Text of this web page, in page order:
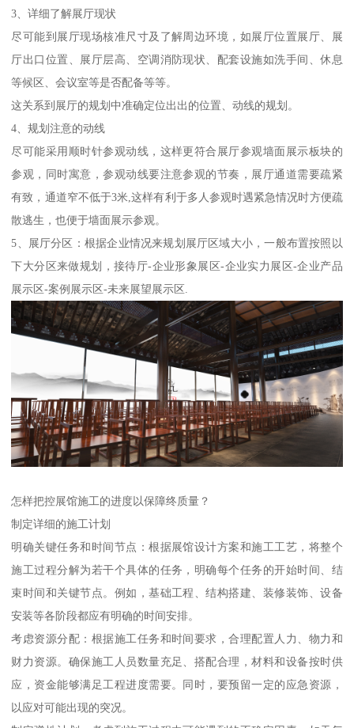
3、详细了解展厅现状
尽可能到展厅现场核准尺寸及了解周边环境，如展厅位置展厅、展
厅出口位置、展厅层高、空调消防现状、配套设施如洗手间、休息
等候区、会议室等是否配备等等。
这关系到展厅的规划中准确定位出出的位置、动线的规划。
4、规划注意的动线
尽可能采用顺时针参观动线，这样更符合展厅参观墙面展示板块的
参观，同时寓意，参观动线要注意参观的节奏，展厅通道需要疏紧
有致，通道窄不低于3米,这样有利于多人参观时遇紧急情况时方便疏
散逃生，也便于墙面展示参观。
5、展厅分区：根据企业情况来规划展厅区域大小，一般布置按照以
下大分区来做规划，接待厅-企业形象展区-企业实力展区-企业产品
展示区-案例展示区-未来展望展示区.
怎样把控展馆施工的进度以保障终质量？
制定详细的施工计划
明确关键任务和时间节点：根据展馆设计方案和施工工艺，将整个
施工过程分解为若干个具体的任务，明确每个任务的开始时间、结
束时间和关键节点。例如，基础工程、结构搭建、装修装饰、设备
安装等各阶段都应有明确的时间安排。
考虑资源分配：根据施工任务和时间要求，合理配置人力、物力和
财力资源。确保施工人员数量充足、搭配合理，材料和设备按时供
应，资金能够满足工程进度需要。同时，要预留一定的应急资源，
以应对可能出现的突况。